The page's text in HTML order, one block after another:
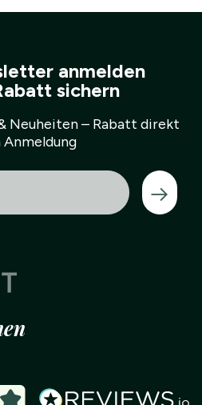
anmelden
sichern
Neuheiten – Rabatt direkt
Anmeldung
→